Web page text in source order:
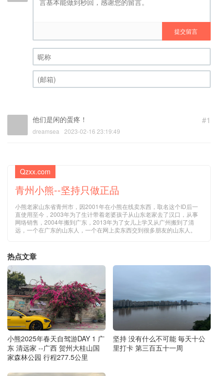
提交留言
昵称 (必填)
#1
他们是闲的蛋疼！
dreamsea 2023-02-16 23:19:49
Qzxx.com
青州小熊--坚持只做正品
小熊老家山东省青州市，因2001年在小熊在线卖东西，取名这个ID后一
直使用至今，2003年为了生计带着老婆孩子从山东老家去了汉口，从事
网络销售，2004年搬到广东，2013年为了女儿上学又从广州搬到了清
远，一个在广东的山东人，一个在网上卖东西交到很多朋友的山东人。
热点文章
小熊2025年春天自驾游DAY 1 广
东 清远家 --广西 贺州大桂山国
家森林公园 行程277.5公里
坚持 没有什么不可能 毎天十公
里打卡 第三百五十一周